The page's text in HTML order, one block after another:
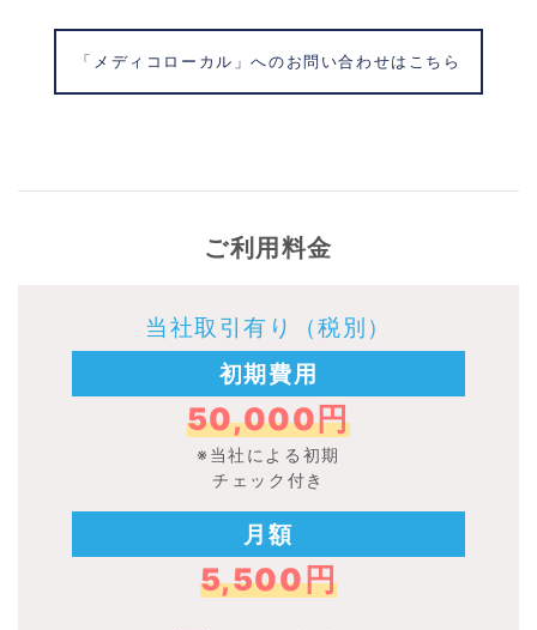
「メディコローカル」へのお問い合わせはこちら
ご利用料金
当社取引有り（税別）
初期費用
50,000円
※当社による初期
チェック付き
月額
5,500円